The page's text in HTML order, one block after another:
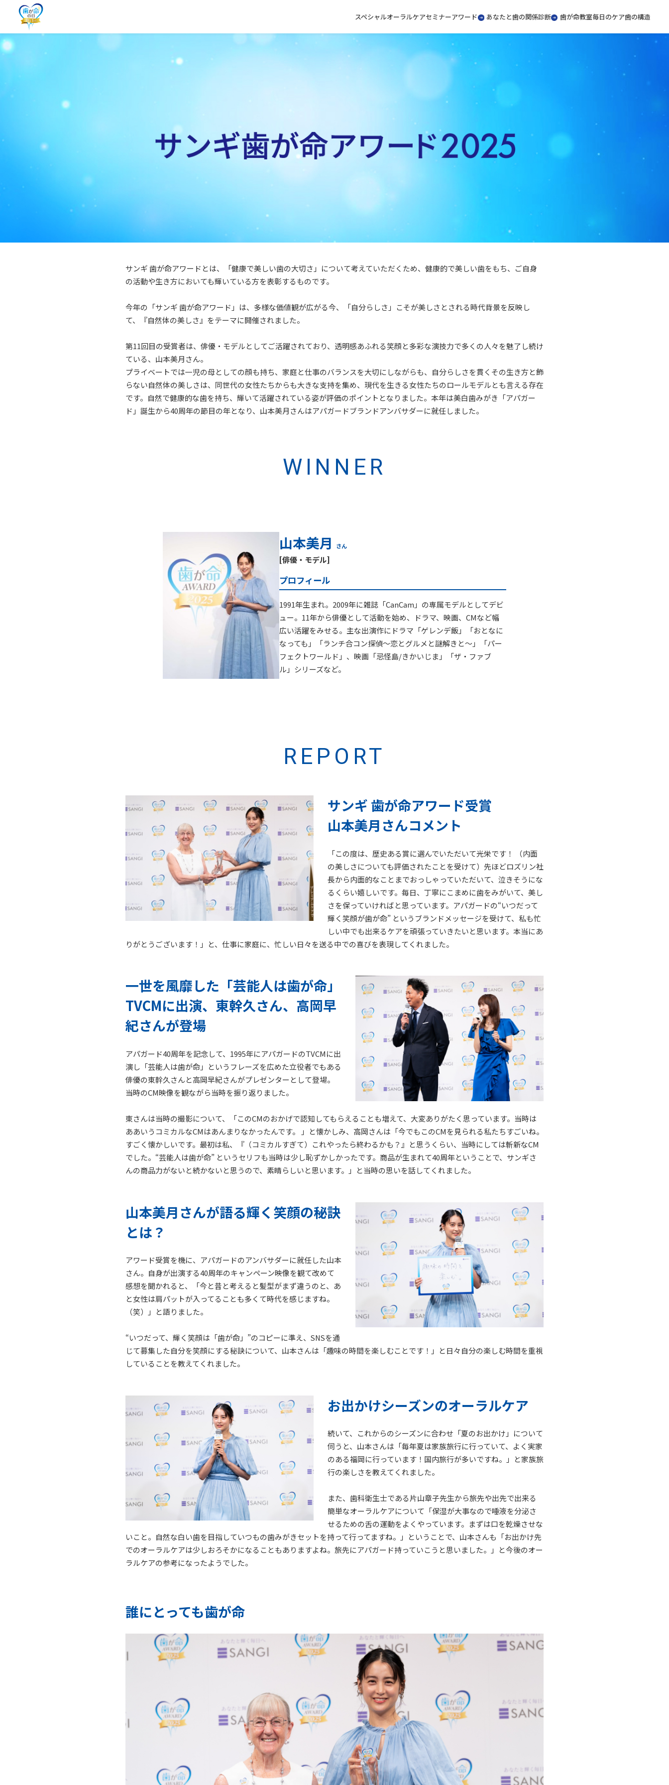
スペシャルオーラルケアセミナーアワード あなたと歯の関係診断 歯が命教室毎日のケア歯の構造
サンギ 歯が命アワードとは、「健康で美しい歯の大切さ」について考えていただくため、健康的で美しい歯をもち、ご自身
の活動や生き方においても輝いている方を表彰するものです。
今年の「サンギ 歯が命アワード」は、多様な価値観が広がる今、「自分らしさ」こそが美しさとされる時代背景を反映し
て、『自然体の美しさ』をテーマに開催されました。
第11回目の受賞者は、俳優・モデルとしてご活躍されており、透明感あふれる笑顔と多彩な演技力で多くの人々を魅了し続け
ている、山本美月さん。
プライベートでは一児の母としての顔も持ち、家庭と仕事のバランスを大切にしながらも、自分らしさを貫くその生き方と飾
らない自然体の美しさは、同世代の女性たちからも大きな支持を集め、現代を生きる女性たちのロールモデルとも言える存在
です。自然で健康的な歯を持ち、輝いて活躍されている姿が評価のポイントとなりました。本年は美白歯みがき「アパガー
ド」誕生から40周年の節目の年となり、山本美月さんはアパガードブランドアンバサダーに就任しました。
WINNER
山本美月 さん
[俳優・モデル]
プロフィール
1991年生まれ。2009年に雑誌「CanCam」の専属モデルとしてデビ
ュー。11年から俳優として活動を始め、ドラマ、映画、CMなど幅
広い活躍をみせる。主な出演作にドラマ「ゲレンデ飯」「おとなに
なっても」「ランチ合コン探偵～恋とグルメと謎解きと～」「パー
フェクトワールド」、映画「忌怪島/きかいじま」「ザ・ファブ
ル」シリーズなど。
REPORT
サンギ 歯が命アワード受賞
山本美月さんコメント
「この度は、歴史ある賞に選んでいただいて光栄です！ （内面
の美しさについても評価されたことを受けて）先ほどロズリン社
長から内面的なことまでおっしゃっていただいて、泣きそうにな
るくらい嬉しいです。毎日、丁寧にこまめに歯をみがいて、美し
さを保っていければと思っています。アパガードの“いつだって
輝く笑顔が歯が命” というブランドメッセージを受けて、私も忙
しい中でも出来るケアを頑張っていきたいと思います。本当にあ
りがとうございます！」と、仕事に家庭に、忙しい日々を送る中での喜びを表現してくれました。
一世を風靡した「芸能人は歯が命」
TVCMに出演、東幹久さん、高岡早
紀さんが登場
アパガード40周年を記念して、1995年にアパガードのTVCMに出
演し「芸能人は歯が命」というフレーズを広めた立役者でもある
俳優の東幹久さんと高岡早紀さんがプレゼンターとして登場。
当時のCM映像を観ながら当時を振り返りました。
東さんは当時の撮影について、「このCMのおかげで認知してもらえることも増えて、大変ありがたく思っています。当時は
ああいうコミカルなCMはあんまりなかったんです。 」と懐かしみ、高岡さんは「今でもこのCMを見られる私たちすごいね。
すごく懐かしいです。最初は私、『（コミカルすぎて）これやったら終わるかも？』と思うくらい、当時にしては斬新なCM
でした。“芸能人は歯が命” というセリフも当時は少し恥ずかしかったです。商品が生まれて40周年ということで、サンギさ
んの商品力がないと続かないと思うので、素晴らしいと思います。」と当時の思いを話してくれました。
山本美月さんが語る輝く笑顔の秘訣
とは？
アワード受賞を機に、アパガードのアンバサダーに就任した山本
さん。自身が出演する40周年のキャンペーン映像を観て改めて
感想を聞かれると、「今と昔と考えると髪型がまず違うのと、あ
と女性は肩パットが入ってることも多くて時代を感じますね。
（笑）」と語りました。
“いつだって、輝く笑顔は「歯が命」”のコピーに準え、SNSを通
じて募集した自分を笑顔にする秘訣について、山本さんは「趣味の時間を楽しむことです！」と日々自分の楽しむ時間を重視
していることを教えてくれました。
お出かけシーズンのオーラルケア
続いて、これからのシーズンに合わせ「夏のお出かけ」について
伺うと、山本さんは「毎年夏は家族旅行に行っていて、よく実家
のある福岡に行っています！国内旅行が多いですね。」と家族旅
行の楽しさを教えてくれました。
また、歯科衛生士である片山章子先生から旅先や出先で出来る
簡単なオーラルケアについて「保湿が大事なので唾液を分泌さ
せるための舌の運動をよくやっています。まずは口を乾燥させな
いこと。自然な白い歯を目指していつもの歯みがきセットを持って行ってますね。」ということで、山本さんも「お出かけ先
でのオーラルケアは少しおろそかになることもありますよね。旅先にアパガード持っていこうと思いました。」と今後のオー
ラルケアの参考になったようでした。
誰にとっても歯が命